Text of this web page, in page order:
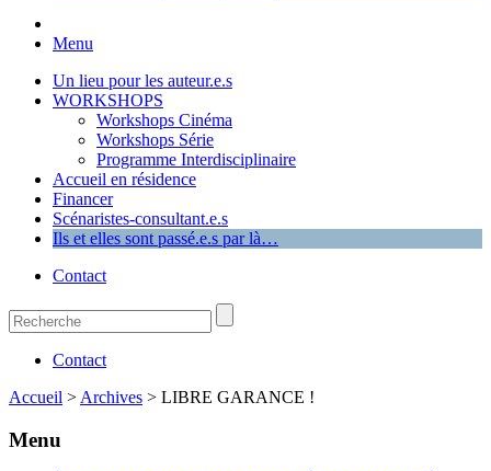
Menu
Un lieu pour les auteur.e.s
WORKSHOPS
Workshops Cinéma
Workshops Série
Programme Interdisciplinaire
Accueil en résidence
Financer
Scénaristes-consultant.e.s
Ils et elles sont passé.e.s par là…
Contact
Contact
Accueil > Archives > LIBRE GARANCE !
Menu